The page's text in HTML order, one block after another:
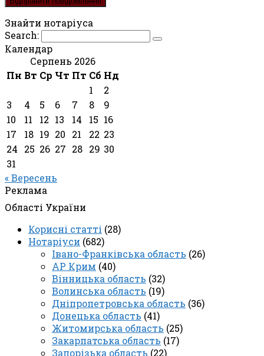
Знайти нотаріуса
Search:
Календар
Серпень 2026
Пн Вт Ср Чт Пт Сб Нд
1
2
3
4 5 6 7 8
9
10
11 12 13 14 15 16
17
18 19 20 21 22 23
24
25 26 27 28 29 30
31
« Вересень
Реклама
Області України
Корисні статті (28)
Нотаріуси (682)
Івано-Франківська область (26)
АР Крим (40)
Вінницька область (32)
Волинська область (19)
Дніпропетровська область (36)
Донецька область (41)
Житомирська область (25)
Закарпатська область (17)
Запорізька область (22)